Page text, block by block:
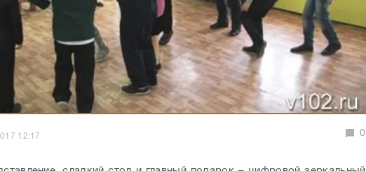
12:17 0